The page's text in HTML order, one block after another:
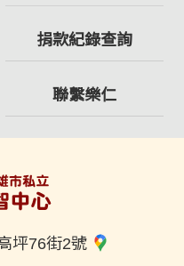
捐款紀錄查詢
聯繫樂仁
坪76街2號